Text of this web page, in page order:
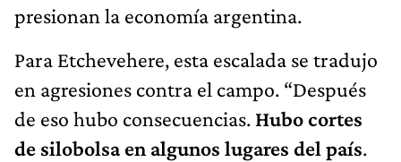
presionan la economía argentina.
Para Etchevehere, esta escalada se tradujo
en agresiones contra el campo. “Después
de eso hubo consecuencias. Hubo cortes
de silobolsa en algunos lugares del país.